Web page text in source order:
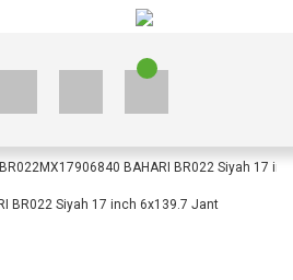
BR022MX17906840 BAHARI BR022 Siyah 17